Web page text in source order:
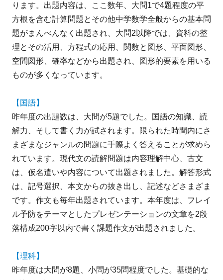
ります。出題内容は、ここ数年、大問1で4題程度の平
方根を含む計算問題とその他中学数学全般からの基本問
題がまんべんなく出題され、大問2以降では、資料の整
理とその活用、方程式の応用、関数と図形、平面図形、
空間図形、確率などから出題され、図形的要素を用いる
ものが多くなっています。
【国語】
昨年度の出題数は、大問が5題でした。国語の知識、読
解力、そして書く力が試されます。限られた時間内にさ
まざまなジャンルの問題に手際よく答えることが求めら
れています。現代文の読解問題は内容理解中心、古文
は、仮名遣いや内容について出題されました。解答形式
は、記号選択、本文からの抜き出し、記述などさまざま
です。作文も毎年出題されています。本年度は、フレイ
ル予防をテーマとしたプレゼンテーションの文章を2段
落構成200字以内で書く課題作文が出題されました。
【理科】
昨年度は大問が8題、小問が35問程度でした。基礎的な